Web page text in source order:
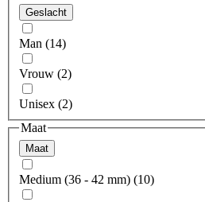
Geslacht
Man (14)
Vrouw (2)
Unisex (2)
Maat
Maat
Medium (36 - 42 mm) (10)